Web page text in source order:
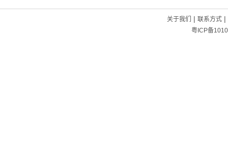
关于我们 | 联系方式|
粤ICP备